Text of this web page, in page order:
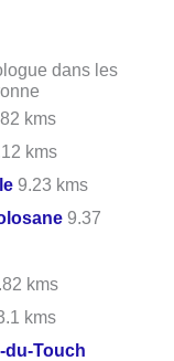
dans les
kms
kms
9.23 kms
9.37
kms
kms
du-Touch